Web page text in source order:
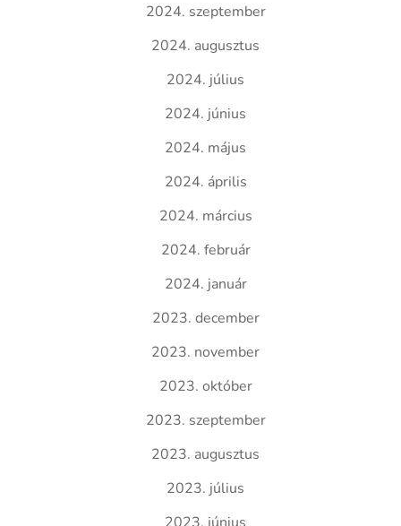
2024. szeptember
2024. augusztus
2024. július
2024. június
2024. május
2024. április
2024. március
2024. február
2024. január
2023. december
2023. november
2023. október
2023. szeptember
2023. augusztus
2023. július